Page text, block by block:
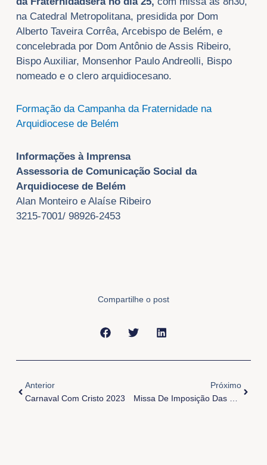
na Catedral Metropolitana, presidida por Dom
Alberto Taveira Corrêa, Arcebispo de Belém, e
concelebrada por Dom Antônio de Assis Ribeiro,
Bispo Auxiliar, Monsenhor Paulo Andreolli, Bispo
nomeado e o clero arquidiocesano.
Formação da Campanha da Fraternidade na
Arquidiocese de Belém
Informações à Imprensa
Assessoria de Comunicação Social da
Arquidiocese de Belém
Alan Monteiro e Alaíse Ribeiro
3215-7001/ 98926-2453
Compartilhe o post
Anterior
Carnaval Com Cristo 2023
Próximo
Missa De Imposição Das Cinzas